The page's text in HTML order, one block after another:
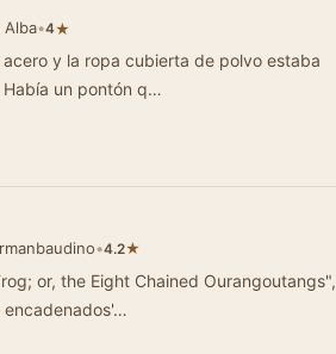
Alba•4★
y la ropa cubierta de polvo estaba
un pontón q…
•4.2★
or, the Eight Chained Ourangoutangs",
encadenados'…